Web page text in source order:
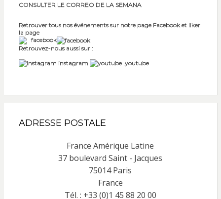
CONSULTER LE CORREO DE LA SEMANA
Retrouver tous nos événements sur notre page Facebook et liker
la page
facebook
Retrouvez-nous aussi sur :
instagram
youtube
ADRESSE POSTALE
France Amérique Latine
37 boulevard Saint - Jacques
75014 Paris
France
Tél. : +33 (0)1 45 88 20 00